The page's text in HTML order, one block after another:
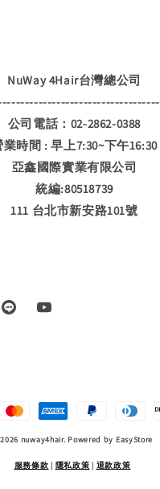
NuWay 4Hair台灣總公司
公司電話：02-2862-0388
業時間 : 早上7:30~下午16:30
亞鑫國際實業有限公司
統編:80518739
111 台北市新安路101號
nuway4hair. Powered by EasyStore
服務條款 | 隱私政策 | 退款政策